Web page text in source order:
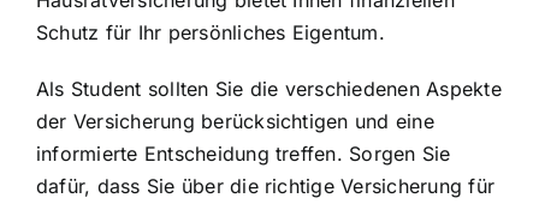
Schutz für Ihr persönliches Eigentum.
Als Student sollten Sie die verschiedenen Aspekte
der Versicherung berücksichtigen und eine
informierte Entscheidung treffen. Sorgen Sie
dafür, dass Sie überdie richtige Versicherung für